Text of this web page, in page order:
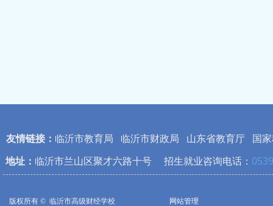
地址： 临沂市兰山区聚才六路十号 招生就业咨询电话：
友情链接： 临沂市教育局 临沂市财政局 山东省教育厅 国
版权所有 © 临沂市高级财经学校 网站管理